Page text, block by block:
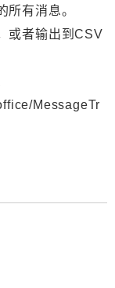
所有消息。
或者输出到CSV
MessageTr